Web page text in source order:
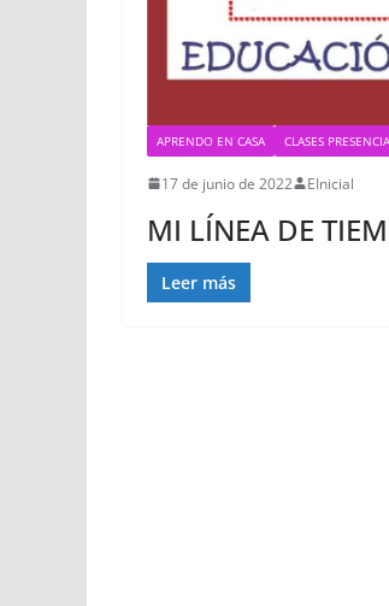
APRENDO EN CASA CLASES
17 de junio de 2022 EInicial
MI LÍNEA DE
Leer más